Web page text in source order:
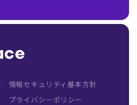
情報セキュリティ基本方針
プライバシーポリシー